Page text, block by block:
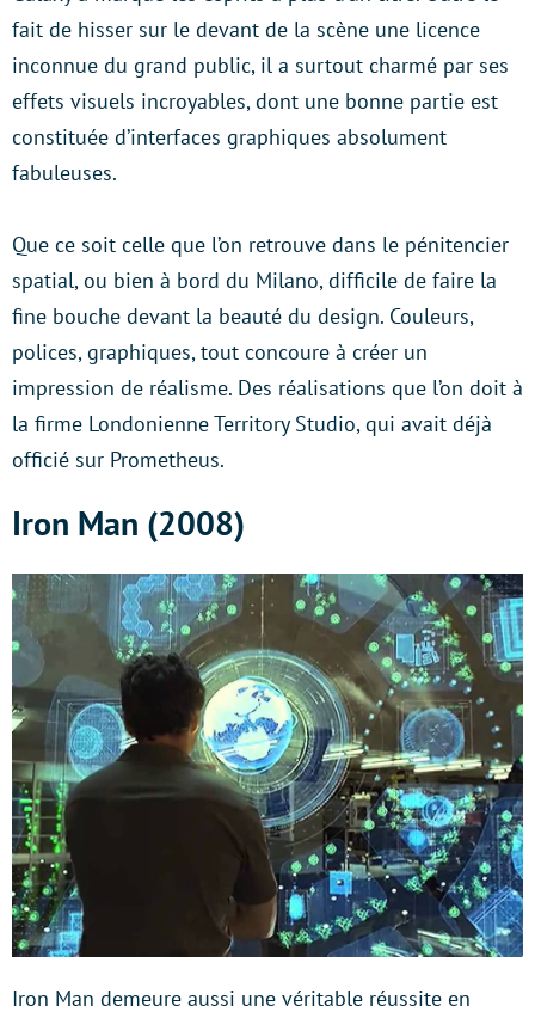
fait de hisser sur le devant de la scène une licence
inconnue du grand public, il a surtout charmé par ses
effets visuels incroyables, dont une bonne partie est
constituée d’interfaces graphiques absolument
fabuleuses.
Que ce soit celle que l’on retrouve dans le pénitencier
spatial, ou bien à bord du Milano, difficile de faire la
fine bouche devant la beauté du design. Couleurs,
polices, graphiques, tout concoure à créer un
impression de réalisme. Des réalisations que l’on doit à
la firme Londonienne Territory Studio, qui avait déjà
officié sur Prometheus.
Iron Man (2008)
Iron Man demeure aussi une véritable réussite en